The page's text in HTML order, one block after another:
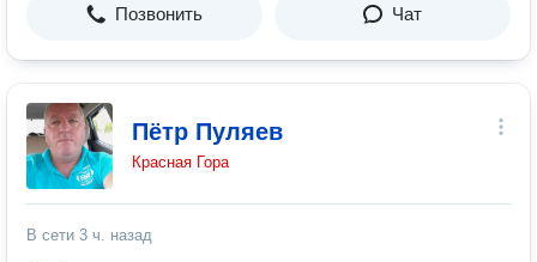
Позвонить Чат
Пётр Пуляев
Красная Гора
В сети 3 ч. назад